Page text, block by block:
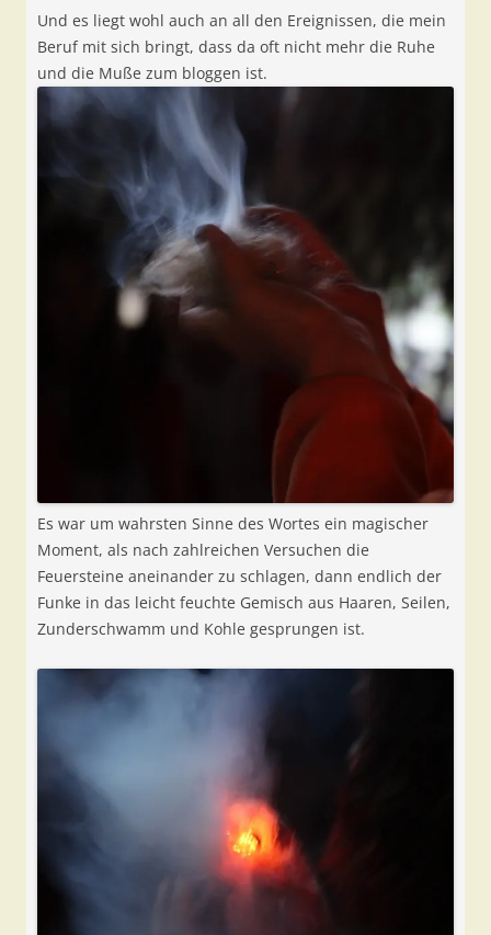
Und es liegt wohl auch an all den Ereignissen, die mein
Beruf mit sich bringt, dass da oft nicht mehr die Ruhe
und die Muße zum bloggen ist.
Es war um wahrsten Sinne des Wortes ein magischer
Moment, als nach zahlreichen Versuchen die
Feuersteine aneinander zu schlagen, dann endlich der
Funke in das leicht feuchte Gemisch aus Haaren, Seilen,
Zunderschwamm und Kohle gesprungen ist.